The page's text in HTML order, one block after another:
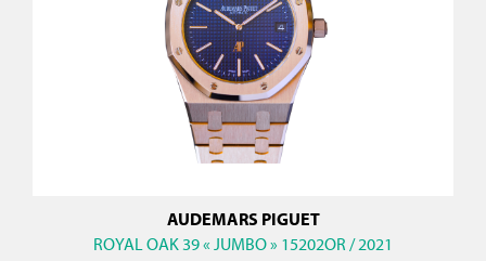
AUDEMARS PIGUET
ROYAL OAK 39 « JUMBO » 15202OR / 2021